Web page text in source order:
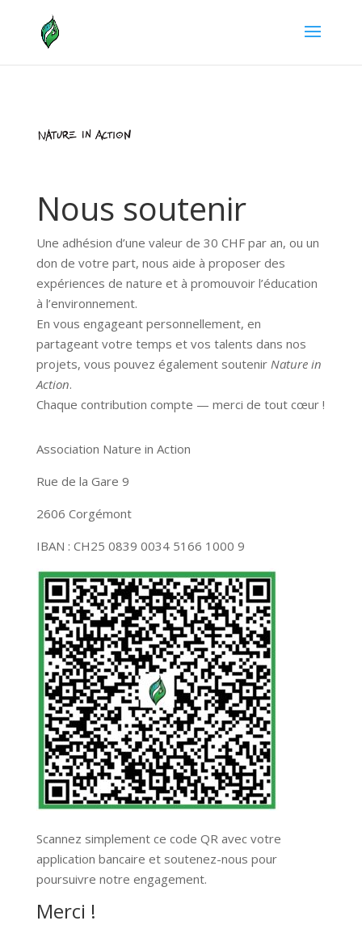
Nous soutenir
Une adhésion d’une valeur de 30 CHF par an, ou un
don de votre part, nous aide à proposer des
expériences de nature et à promouvoir l’éducation
à l’environnement.
En vous engageant personnellement, en
partageant votre temps et vos talents dans nos
projets, vous pouvez également soutenir Nature in
Action.
Chaque contribution compte — merci de tout cœur !
Association Nature in Action
Rue de la Gare 9
2606 Corgémont
IBAN : CH25 0839 0034 5166 1000 9
Scannez simplement ce code QR avec votre
application bancaire et soutenez-nous pour
poursuivre notre engagement.
Merci !